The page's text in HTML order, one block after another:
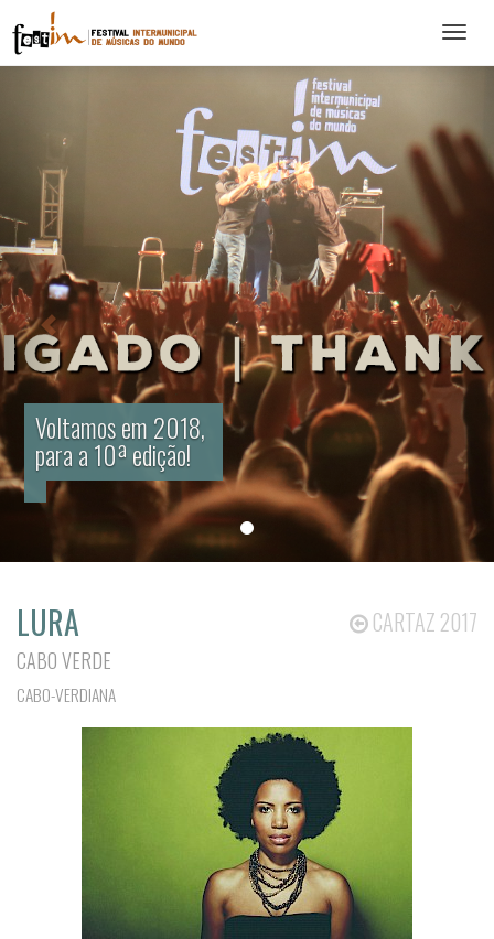
Abrir
Voltamos em 2018,
para a 10ª edição!
CARTAZ 2017
LURA
CABO VERDE
CABO-VERDIANA